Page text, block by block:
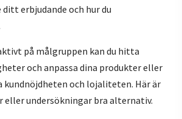
ditt erbjudande och hur du
på målgruppen kan du hitta
och anpassa dina produkter eller
och lojaliteten. Här är
eller undersökningar bra alternativ.